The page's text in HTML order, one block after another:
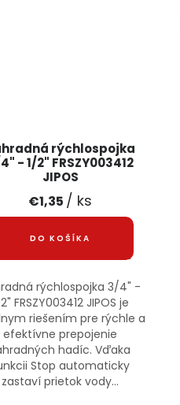
rýchlospojka
- 1/2" FRSZY003412
JIPOS
€1,35 / ks
DO KOŠÍKA
rýchlospojka 3/4" -
FRSZY003412 JIPOS je
riešením pre rýchle a
efektívne prepojenie
hadíc. Vďaka
Stop automaticky
zastaví prietok vody...